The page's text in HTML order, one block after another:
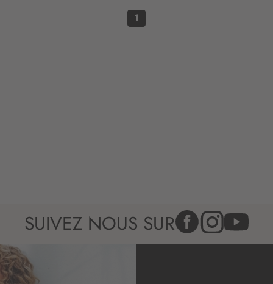
1
SUIVEZ NOUS SUR
n
: